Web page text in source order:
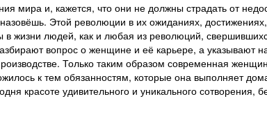
мира и, кажется, что они не должны страдать от
Этой революции в их ожиданиях,
жизни людей, как и любая из революций,
вопрос о женщине и её карьере, а указывают
Только таким образом современная
к тем обязанностям, которые она выполняет
красоте удивительного и уникального